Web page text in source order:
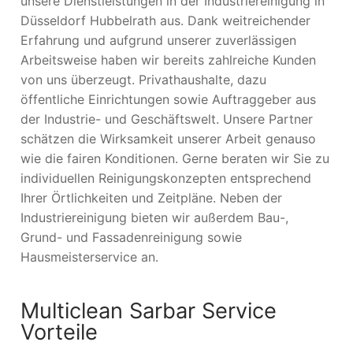
Düsseldorf Hubbelrath aus. Dank weitreichender
Erfahrung und aufgrund unserer zuverlässigen
Arbeitsweise haben wir bereits zahlreiche Kunden
von uns überzeugt. Privathaushalte, dazu
öffentliche Einrichtungen sowie Auftraggeber aus
der Industrie- und Geschäftswelt. Unsere Partner
schätzen die Wirksamkeit unserer Arbeit genauso
wie die fairen Konditionen. Gerne beraten wir Sie zu
individuellen Reinigungskonzepten entsprechend
Ihrer Örtlichkeiten und Zeitpläne. Neben der
Industriereinigung bieten wir außerdem Bau-,
Grund- und Fassadenreinigung sowie
Hausmeisterservice an.
Multiclean Sarbar Service
Vorteile